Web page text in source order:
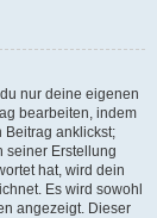
nur deine eigenen
bearbeiten, indem
Beitrag anklickst;
seiner Erstellung
hat, wird dein
Es wird sowohl
angezeigt. Dieser